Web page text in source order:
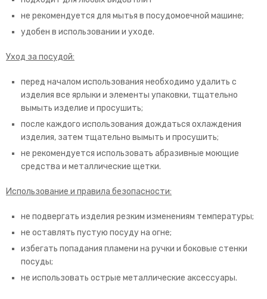
не рекомендуется для мытья в посудомоечной машине;
удобен в использовании и уходе.
Уход за посудой:
перед началом использования необходимо удалить с
изделия все ярлыки и элементы упаковки, тщательно
вымыть изделие и просушить;
после каждого использования дождаться охлаждения
изделия, затем тщательно вымыть и просушить;
не рекомендуется использовать абразивные моющие
средства и металлические щетки.
Использование и правила безопасности:
не подвергать изделия резким изменениям температуры;
не оставлять пустую посуду на огне;
избегать попадания пламени на ручки и боковые стенки
посуды;
не использовать острые металлические аксессуары.